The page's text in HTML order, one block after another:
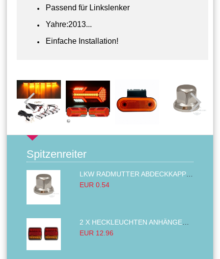
Passend für Linkslenker
Yahre:2013...
Einfache Installation!
Spitzenreiter
EUR 0.54
EUR 12.96